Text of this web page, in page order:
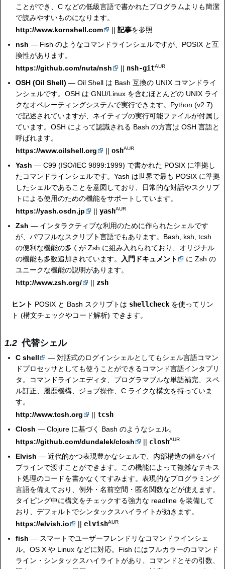
ことができ、C などの低級言語で書かれたプログラムよりも簡潔
で読みやすいものになります。
http://www.kornshell.com
||記事を参照
nsh — Fish のようなコマンドラインシェルですが、POSIX と互
換性があります。
https://github.com/nuta/nsh
|| nsh-gitAUR
OSH (Oil Shell) — Oil Shell は Bash 互換の UNIX コマンドライ
ンシェルです。OSH は GNU/Linux を含むほとんどの UNIX ライ
クなオペレーティングシステムで実行できます。Python (v2.7)
で記述されていますが、ネイティブの実行可能ファイルが付属し
ています。OSH によって認識される Bash の方言は OSH 言語と
呼ばれます。
https://www.oilshell.org
||oshAUR
Yash — C99 (ISO/IEC 9899:1999) で書かれた POSIX に準拠し
たコマンドラインシェルです。Yash は世界で最も POSIX に準拠
したシェルであることを意図しており、日常的な対話やスクリプ
トによる使用のための機能をサポートしています。
https://yash.osdn.jp
||yashAUR
Zsh — インタラクティブな利用のために作られたシェルです
が、パワフルなスクリプト言語でもあります。Bash, ksh, tcsh
の便利な機能の多くが Zsh に組み入れられており、オリジナル
の機能も多数追加されています。
入門ドキュメント
に Zsh の
ユニークな機能の説明があります。
http://www.zsh.org/
|| zsh
ヒント POSIX と Bash スクリプトは shellcheck を使ってリン
ト (構文チェックやコード解析) できます。
代替シェル
C shell
— 対話式のログインシェルとしてもシェル言語コマン
ドプロセッサとしても使うことができるコマンド言語インタプリ
タ。コマンドラインエディタ、プログラマブルな単語補完、スペ
ル訂正、履歴機構、ジョブ操作、C ライクな構文を持っていま
す。
http://www.tcsh.org
||tcsh
Closh — Clojure に基づく Bash のようなシェル。
https://github.com/dundalek/closh
|| closhAUR
Elvish — 近代的かつ表現豊かなシェルで、内部構造の値をパイ
プラインで渡すことができます。この機能によって複雑なテキス
ト処理のコードを書かなくてすみます。表現的なプログラミング
言語を備えており、例外・名前空間・匿名関数などが使えます。
タイピング中に構文をチェックする強力な readline を装備して
おり、デフォルトでシンタックスハイライトが効きます。
https://elvish.io
||elvishAUR
fish — スマートでユーザーフレンドリなコマンドラインシェ
ル。OS X や Linux などに対応。Fish にはフルカラーのコマンド
ライン・シンタックスハイライトがあり、コマンドとその引数、